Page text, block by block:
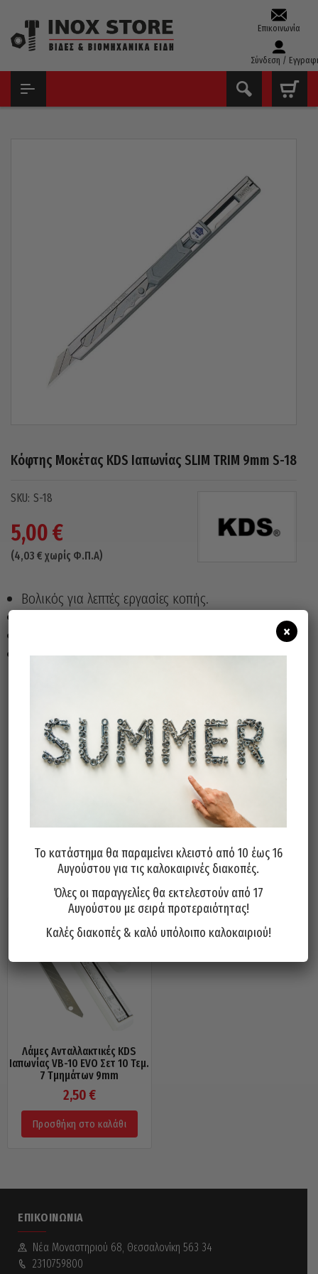
Επικοινωνία
Σύνδεση /
Κόφτης Μοκέτας KDS Ιαπωνίας SLIM TRIM 9mm S-18
S-18
5,00€
(4,03 € χωρίς Φ.Π.Α)
Βολικός για λεπτές εργασίες κοπής.
Σε μπλίστερ.
Διαθεσιμότητα: Άμεσα διαθέσιμο
Προσθήκη Στο Καλάθι
Μπορεί επίσης να σας αρέσει…
Λάμες Ανταλλακτικές KDS
Ιαπωνίας VB-10 EVO Σετ 10 Τεμ.
7 Τμημάτων 9mm
2,50 €
Προσθήκη στο καλάθι
ΕΠΙΚΟΙΝΩΝΊΑ
Νέα Mοναστηριού 68, Θεσσαλονίκη 563 34
2310759800
Το κατάστημα θα παραμείνει κλειστό από 10 έως 16
Αυγούστου για τις καλοκαιρινές διακοπές.
Όλες οι παραγγελίες θα εκτελεστούν από 17
Αυγούστου με σειρά προτεραιότητας!
Καλές διακοπές & καλό υπόλοιπο καλοκαιριού!
×